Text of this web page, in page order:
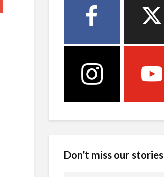
Don’t miss our stories